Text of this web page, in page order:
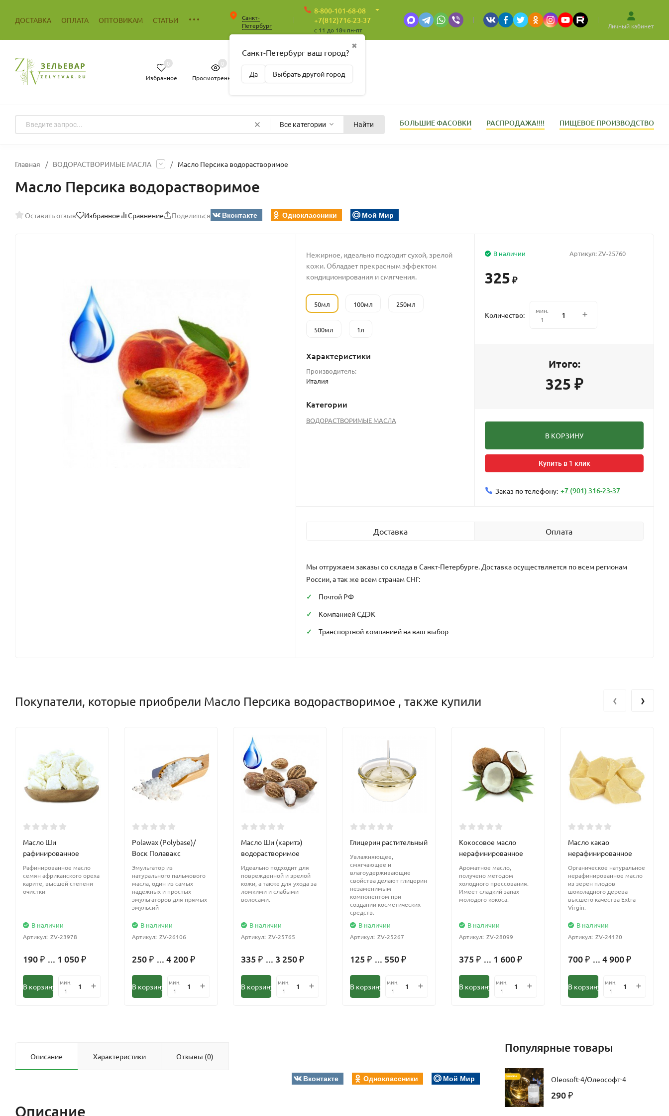
ДОСТАВКА ОПЛАТА ОПТОВИКАМ СТАТЬИ
Санкт-
Петербург
✖
Санкт-Петербург ваш город?
Да Выбрать другой город
8-800-101-68-08
+7(812)716-23-37
c 11 до 18ч пн-пт
Личный кабинет
Избранное
0
Просмотренные
0
Пусто
Все категории Найти БОЛЬШИЕ ФАСОВКИ РАСПРОДАЖА!!!! ПИЩЕВОЕ ПРОИЗВОДСТВО
Главная / ВОДОРАСТВОРИМЫЕ МАСЛА / Масло Персика водорастворимое
Масло Персика водорастворимое
Оставить отзыв Избранное Сравнение Поделиться Вконтакте Одноклассники Мой Мир
Нежирное, идеально подходит сухой, зрелой
кожи. Обладает прекрасным эффектом
кондиционирования и смягчения.
50мл 100мл 250мл
500мл 1л
Характеристики
Производитель:
Италия
Категории
ВОДОРАСТВОРИМЫЕ МАСЛА
Артикул:ZV-25760
В наличии
325 ₽
Количество:
мин.
1
Итого:
325 ₽
В КОРЗИНУ
Купить в 1 клик
Заказ по телефону: +7 (901) 316-23-37
Доставка Оплата
Мы отгружаем заказы со склада в Санкт-Петербурге. Доставка осуществляется по всем регионам
России, а так же всем странам СНГ:
Почтой РФ
Компанией СДЭК
Транспортной компанией на ваш выбор
Покупатели, которые приобрели Масло Персика водорастворимое , также купили
Масло Ши
рафинированное
Рафинированное масло
семян африканского ореха
карите, высшей степени
очистки
В наличии
Артикул: ZV-23978
190 ₽ ... 1 050 ₽
В корзину
мин.
1
Polawax (Polybase)/
Воск Полавакс
Эмульгатор из
натурального пальмового
масла, один из самых
надежных и простых
эмульгаторов для прямых
эмульсий
В наличии
Артикул: ZV-26106
250 ₽ ... 4 200 ₽
В корзину
мин.
1
Масло Ши (каритэ)
водорастворимое
Идеально подходит для
поврежденной и зрелой
кожи, а также для ухода за
ломкими и слабыми
волосами.
В наличии
Артикул: ZV-25765
335 ₽ ... 3 250 ₽
В корзину
мин.
1
Глицерин растительный
Увлажняющее,
смягчающее и
влагоудерживающие
свойства делают глицерин
незаменимым
компонентом при
создании косметических
средств.
В наличии
Артикул: ZV-25267
125 ₽ ... 550 ₽
В корзину
мин.
1
Кокосовое масло
нерафинированное
Ароматное масло,
получено методом
холодного прессования.
Имеет сладкий запах
молодого кокоса.
В наличии
Артикул: ZV-28099
375 ₽ ... 1 600 ₽
В корзину
мин.
1
Масло какао
нерафинированное
Органическое натуральное
нерафинированное масло
из зерен плодов
шоколадного дерева
высшего качества Extra
Virgin.
В наличии
Артикул: ZV-24120
700 ₽ ... 4 900 ₽
В корзину
мин.
1
‹ ›
Описание Характеристики Отзывы (0)
Вконтакте Одноклассники Мой Мир
Описание
Популярные товары
Oleosoft-4/Олеософт-4
290 ₽